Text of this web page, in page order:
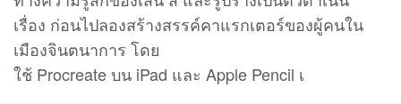
เรื่อง ก่อนไปลองสร้างสรรค์คาแรกเตอร์ของผู้คนใน
เมืองจินตนาการ โดย
ใช้ Procreate บน iPad และ Apple Pencil เ